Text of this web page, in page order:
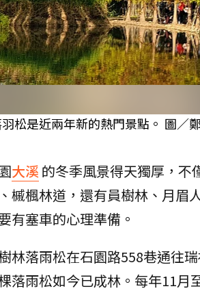
松是近兩年新的熱門景點。 圖／
大溪 的冬季風景得天獨厚，不
槭楓林道，還有員樹林、月眉
有塞車的心理準備。
林落雨松在石園路558巷通往
落雨松如今已成林。每年11月